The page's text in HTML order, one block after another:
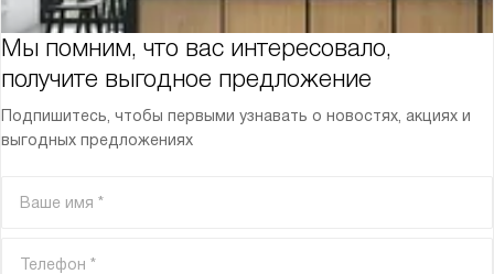
Мы помним, что вас интересовало,
получите выгодное предложение
Подпишитесь, чтобы первыми узнавать о новостях, акциях и
выгодных предложениях